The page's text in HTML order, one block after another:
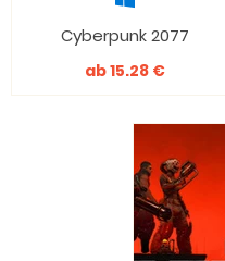
Cyberpunk 2077
ab 15.28 €